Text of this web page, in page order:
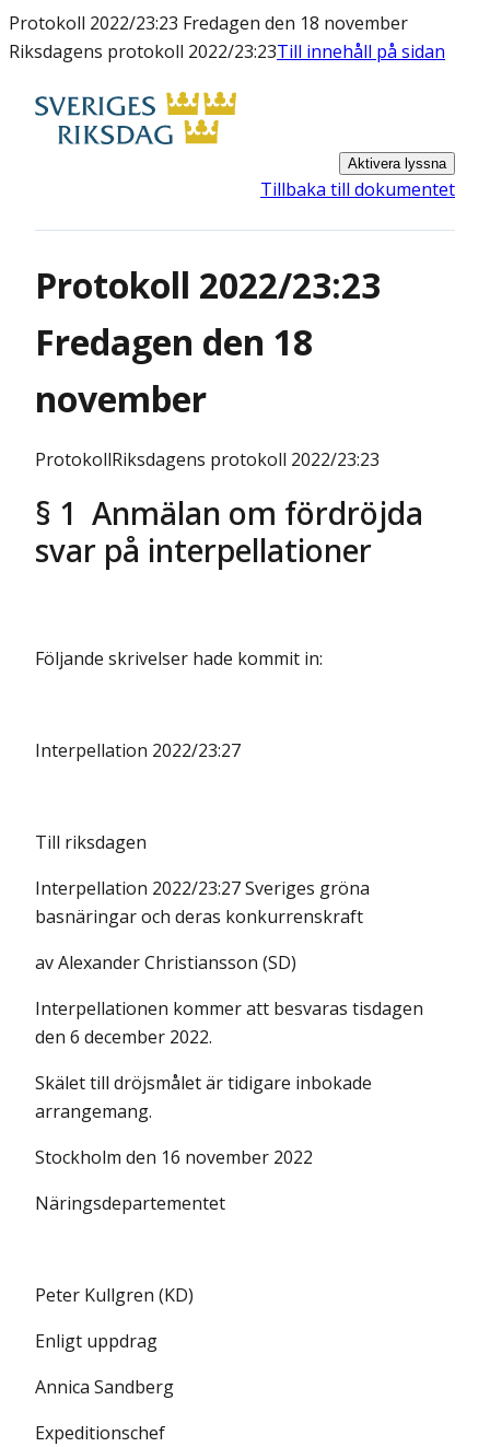
Protokoll 2022/23:23 Fredagen den 18 november
Riksdagens protokoll 2022/23:23Till innehåll på sidan
Aktivera lyssna
Tillbaka till dokumentet
Protokoll 2022/23:23
Fredagen den 18
november
ProtokollRiksdagens protokoll 2022/23:23
§ 1 Anmälan om fördröjda
svar på interpellationer
Följande skrivelser hade kommit in:
Interpellation 2022/23:27
Till riksdagen
Interpellation 2022/23:27 Sveriges gröna
basnäringar och deras konkurrenskraft
av Alexander Christiansson (SD)
Interpellationen kommer att besvaras tisdagen
den 6 december 2022.
Skälet till dröjsmålet är tidigare inbokade
arrangemang.
Stockholm den 16 november 2022
Näringsdepartementet
Peter Kullgren (KD)
Enligt uppdrag
Annica Sandberg
Expeditionschef